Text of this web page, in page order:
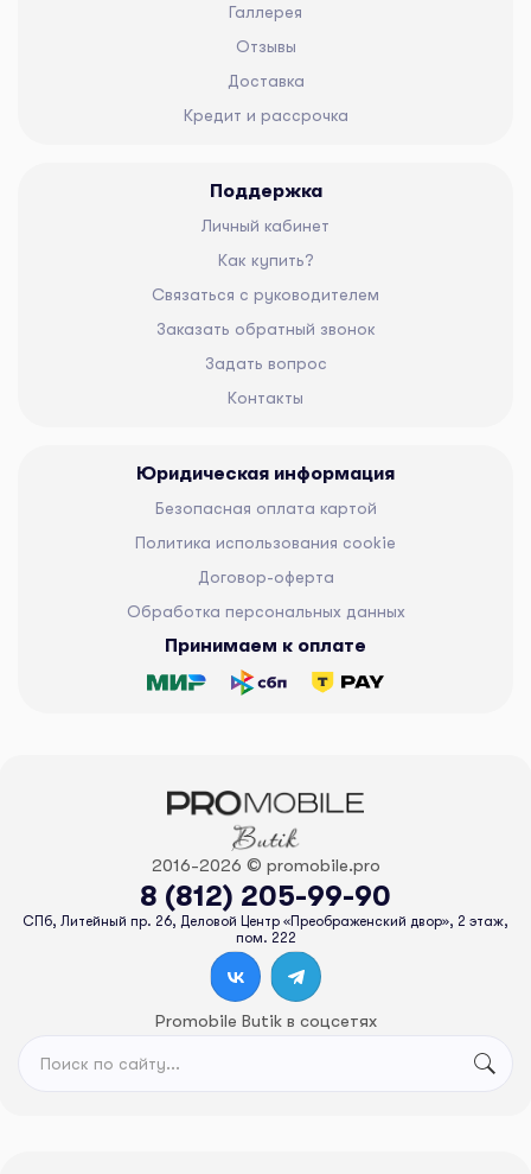
Галлерея
Отзывы
Доставка
Кредит и рассрочка
Поддержка
Личный кабинет
Как купить?
Связаться с руководителем
Заказать обратный звонок
Задать вопрос
Контакты
Юридическая информация
Безопасная оплата картой
Политика использования cookie
Договор-оферта
Обработка персональных данных
Принимаем к оплате
2016-2026 © promobile.pro
8 (812) 205-99-90
СПб, Литейный пр. 26, Деловой Центр «Преображенский двор», 2 этаж,
пом. 222
Promobile Butik в соцсетях